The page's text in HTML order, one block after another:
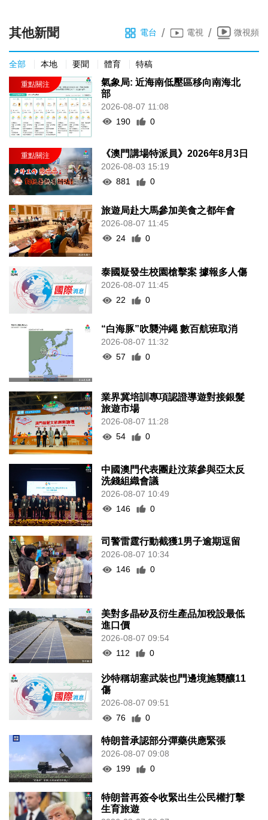
其他新聞 電台 / 電視 / 微視頻
全部 本地 要聞 體育 特稿
氣象局: 近海南低壓區移向南海北
部
2026-08-07 11:08
190
0
《澳門講場特派員》2026年8月3日
2026-08-03 15:19
881
0
旅遊局赴大馬參加美食之都年會
2026-08-07 11:45
24
0
泰國疑發生校園槍擊案 據報多人傷
2026-08-07 11:45
22
0
“白海豚”吹襲沖繩 數百航班取消
2026-08-07 11:32
57
0
業界冀培訓專項認證導遊對接銀髮
旅遊市場
2026-08-07 11:28
54
0
中國澳門代表團赴汶萊參與亞太反
洗錢組織會議
2026-08-07 10:49
146
0
司警雷霆行動截獲1男子逾期逗留
2026-08-07 10:34
146
0
美對多晶矽及衍生產品加稅設最低
進口價
2026-08-07 09:54
112
0
沙特稱胡塞武裝也門邊境施襲釀11
傷
2026-08-07 09:51
76
0
特朗普承認部分彈藥供應緊張
2026-08-07 09:08
199
0
特朗普再簽令收緊出生公民權打擊
生育旅遊